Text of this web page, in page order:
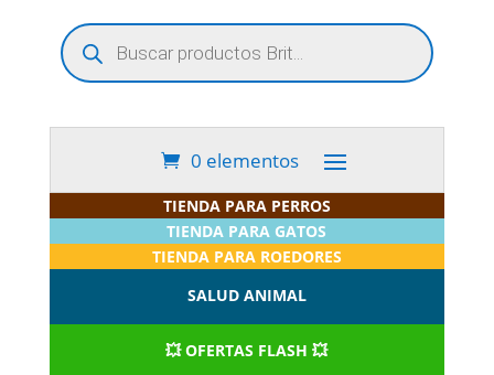
Búsqueda
de
productos
0 elementos
TIENDA PARA PERROS
TIENDA PARA GATOS
TIENDA PARA ROEDORES
SALUD ANIMAL
💥 OFERTAS FLASH 💥